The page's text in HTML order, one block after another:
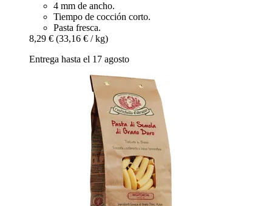
4 mm de ancho.
Tiempo de cocción corto.
Pasta fresca.
8,29 € (33,16 € / kg)
Entrega hasta el 17 agosto